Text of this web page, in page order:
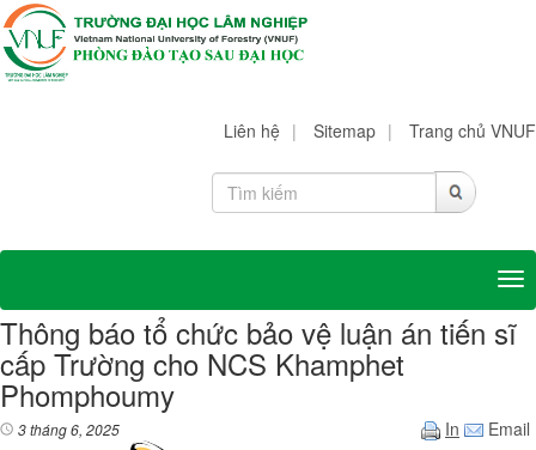
Liên hệ | Sitemap | Trang chủ VNUF
Thông báo tổ chức bảo vệ luận án tiến sĩ
cấp Trường cho NCS Khamphet
Phomphoumy
3 tháng 6, 2025 In
Email